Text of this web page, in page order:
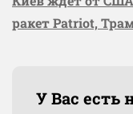
ракет Patriot,
У Вас есть